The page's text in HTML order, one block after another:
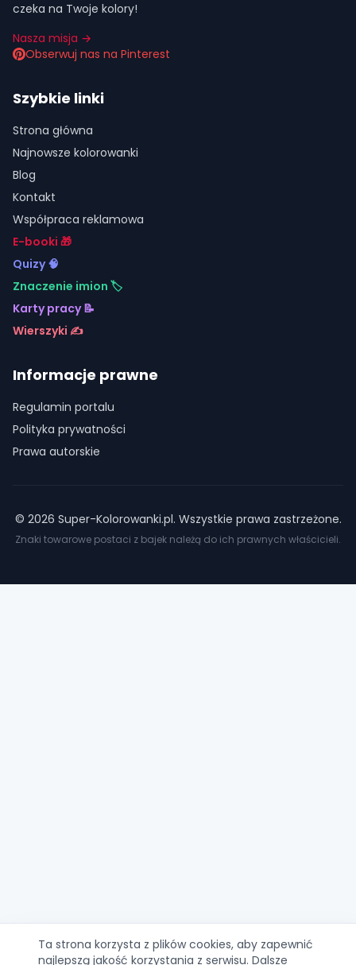
czeka na Twoje kolory!
Nasza misja →
Obserwuj nas na Pinterest
Szybkie linki
Strona główna
Najnowsze kolorowanki
Blog
Kontakt
Współpraca reklamowa
E-booki 🎁
Quizy 🧠
Znaczenie imion 🏷️
Karty pracy 📝
Wierszyki ✍️
Informacje prawne
Regulamin portalu
Polityka prywatności
Prawa autorskie
© 2026 Super-Kolorowanki.pl. Wszystkie prawa zastrzeżone.
Znaki towarowe postaci z bajek należą do ich prawnych właścicieli.
Ta strona korzysta z plików cookies, aby zapewnić
najlepszą jakość korzystania z serwisu. Dalsze